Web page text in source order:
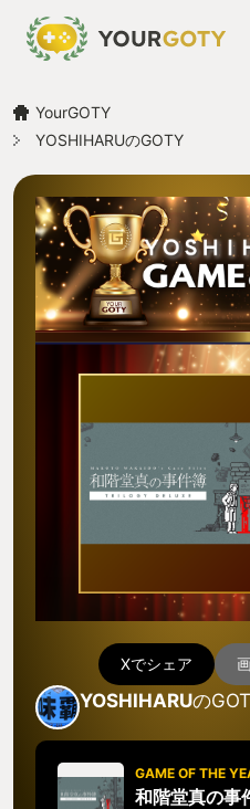
YourGOTY
YOSHIHARUのGOTY
Xでシェア
YOSHIHARUの
GAME OF THE
和階堂真の事